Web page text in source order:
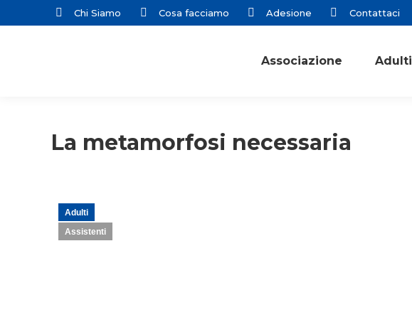
Chi Siamo Cosa facciamo Adesione Contattaci
Associazione Adulti
La metamorfosi necessaria
Adulti
Assistenti